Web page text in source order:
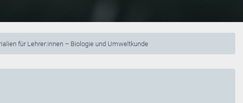
für Lehrer:innen – Biologie und Umweltkunde